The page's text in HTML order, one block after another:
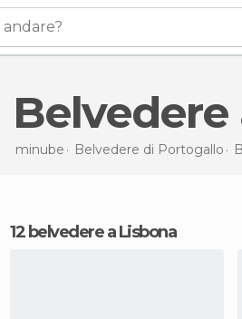
minube Belvedere di Portogallo
12 belvedere a Lisbona